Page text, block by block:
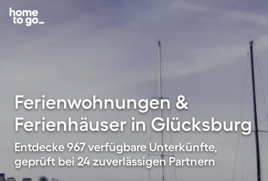
Ferienwohnungen &
Ferienhäuser in Glücksburg
Entdecke 967 verfügbare Unterkünfte,
geprüft bei 24 zuverlässigen Partnern